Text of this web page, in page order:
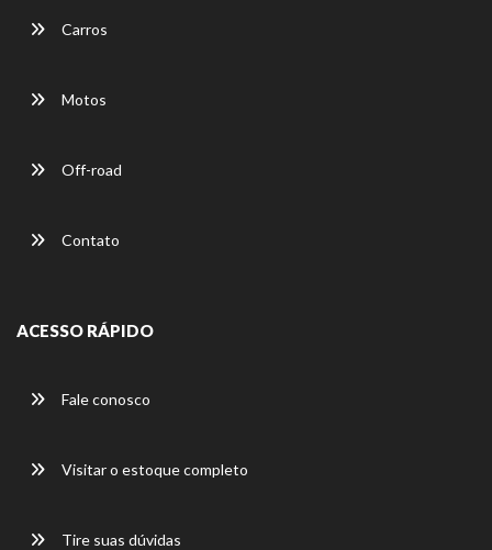
Carros
Motos
Off-road
Contato
ACESSO RÁPIDO
Fale conosco
Visitar o estoque completo
Tire suas dúvidas